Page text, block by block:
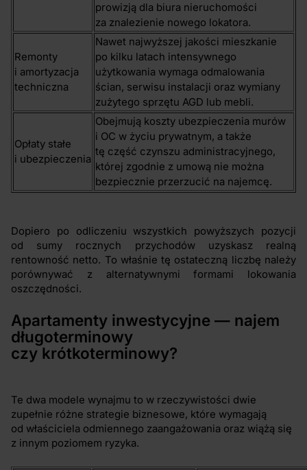
prowizją dla biura nieruchomości
za znalezienie nowego lokatora.
Remonty
i amortyzacja
techniczna
Nawet najwyższej jakości mieszkanie
po kilku latach intensywnego
użytkowania wymaga odmalowania
ścian, serwisu instalacji oraz wymiany
zużytego sprzętu AGD lub mebli.
Opłaty stałe
i ubezpieczenia
Obejmują koszty ubezpieczenia murów
i OC w życiu prywatnym, a także
tę część czynszu administracyjnego,
której zgodnie z umową nie można
bezpiecznie przerzucić na najemcę.
Dopiero po odliczeniu wszystkich powyższych pozycji
od sumy rocznych przychodów uzyskasz realną
rentowność netto. To właśnie tę ostateczną liczbę należy
porównywać z alternatywnymi formami lokowania
oszczędności.
Apartamenty inwestycyjne — najem
długoterminowy
czy krótkoterminowy?
Te dwa modele wynajmu to w rzeczywistości dwie
zupełnie różne strategie biznesowe, które wymagają
od właściciela odmiennego zaangażowania oraz wiążą się
z innym poziomem ryzyka.